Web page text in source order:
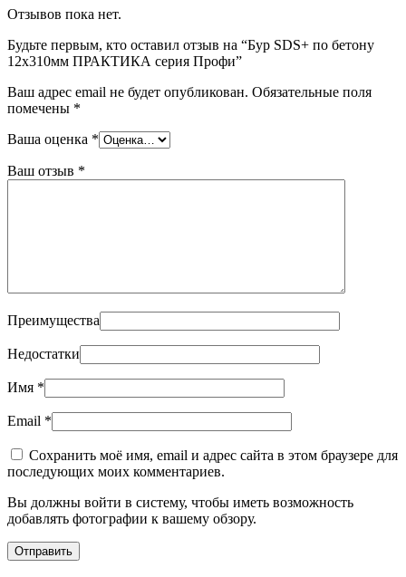
Отзывов пока нет.
Будьте первым, кто оставил отзыв на “Бур SDS+ по бетону
12х310мм ПРАКТИКА серия Профи”
Ваш адрес email не будет опубликован. Обязательные поля
помечены *
Ваша оценка *
Ваш отзыв *
Преимущества
Недостатки
Имя *
Email *
Сохранить моё имя, email и адрес сайта в этом браузере для
последующих моих комментариев.
Вы должны войти в систему, чтобы иметь возможность
добавлять фотографии к вашему обзору.